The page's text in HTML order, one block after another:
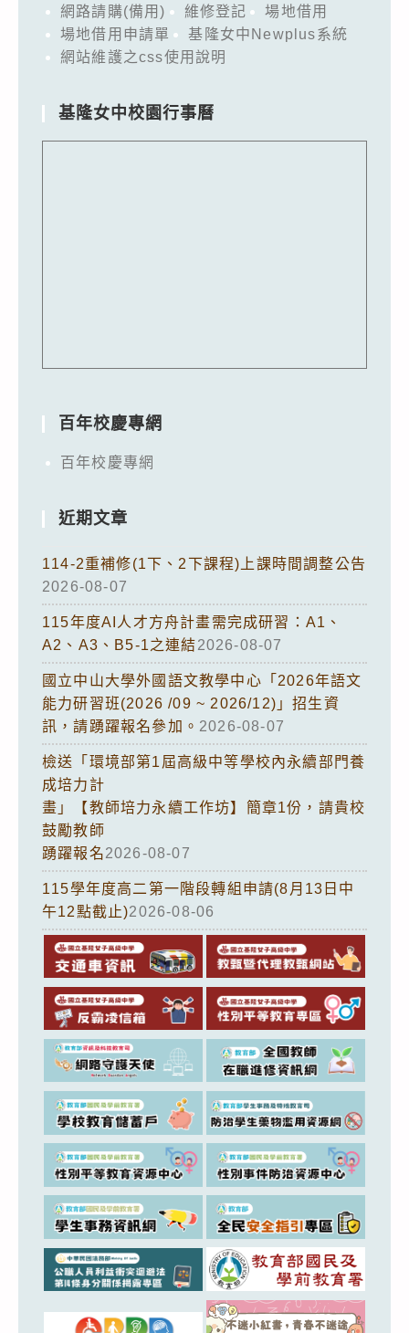
網路請購(備用)
維修登記
場地借用
場地借用申請單
基隆女中Newplus系統
網站維護之css使用說明
基隆女中校園行事曆
百年校慶專網
百年校慶專網
近期文章
114-2重補修(1下、2下課程)上課時間調整公告
2026-08-07
115年度AI人才方舟計畫需完成研習：A1、
A2、A3、B5-1之連結2026-08-07
國立中山大學外國語文教學中心「2026年語文
能力研習班(2026 /09 ~ 2026/12)」招生資
訊，請踴躍報名參加。 2026-08-07
檢送「環境部第1屆高級中等學校內永續部門養
成培力計
畫」【教師培力永續工作坊】簡章1份，請貴校
鼓勵教師
踴躍報名2026-08-07
115學年度高二第一階段轉組申請(8月13日中
午12點截止)2026-08-06